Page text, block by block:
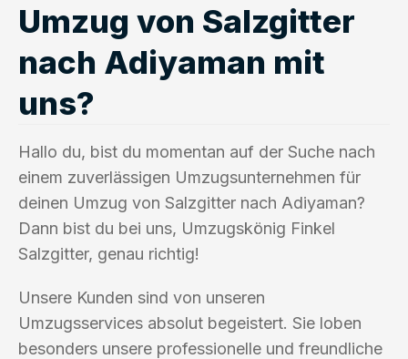
Umzug von Salzgitter
nach Adiyaman mit
uns?
Hallo du, bist du momentan auf der Suche nach
einem zuverlässigen Umzugsunternehmen für
deinen Umzug von Salzgitter nach Adiyaman?
Dann bist du bei uns, Umzugskönig Finkel
Salzgitter, genau richtig!
Unsere Kunden sind von unseren
Umzugsservices absolut begeistert. Sie loben
besonders unsere professionelle und freundliche